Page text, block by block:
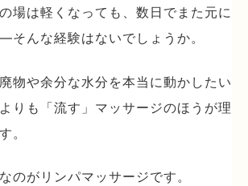
場は軽くなっても、数日でまた元に
んな経験はないでしょうか。
物や余分な水分を本当に動かしたい
りも「流す」マッサージのほうが理
。
のがリンパマッサージです。